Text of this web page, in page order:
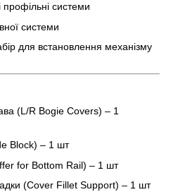
профільні системи
системи
для встановлення механізму
(L/R Bogie Covers) – 1
Block) – 1 шт
for Bottom Rail) – 1 шт
(Cover Fillet Support) – 1 шт